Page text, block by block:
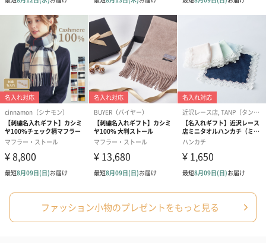
フラワーテディベア
（2,390円）
テディベア（バニラ）
（1,760円）
テディベア（
ル）（1,760円
紅茶・コーヒー・スイーツ
紅茶・コーヒー・スイーツを同梱してお届けいたします。ギフト
への＋αにおすすめです。
ファッション小物のプレゼントをもっと見る